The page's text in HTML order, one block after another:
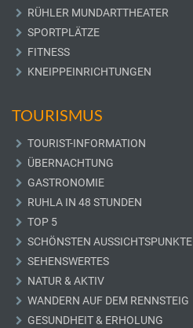
RÜHLER MUNDARTTHEATER
SPORTPLÄTZE
FITNESS
KNEIPPEINRICHTUNGEN
TOURISMUS
TOURIST-INFORMATION
ÜBERNACHTUNG
GASTRONOMIE
RUHLA IN 48 STUNDEN
TOP 5
SCHÖNSTEN AUSSICHTSPUNKTE
SEHENSWERTES
NATUR & AKTIV
WANDERN AUF DEM RENNSTEIG
GESUNDHEIT & ERHOLUNG